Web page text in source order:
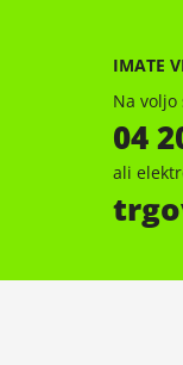
IMATE
Na
04
ali